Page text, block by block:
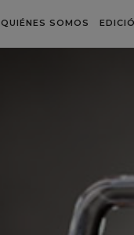
QUIÉNES SOMOS